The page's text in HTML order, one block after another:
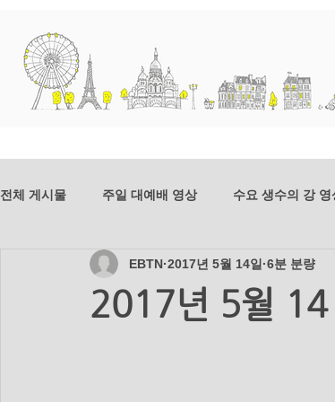
전체 게시물 주일 대예배 영상 수요 생수의 강 영
dim-201807 mer-201807 dim-201806
2017년 5월 14
EBTN 2017년 5월 14일 6분 분량